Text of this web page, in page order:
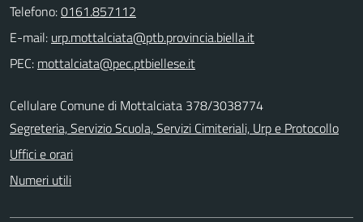
Telefono:0161.857112
E-mail:
PEC:
Cellulare Comune di Mottalciata 378/3038774
Segreteria, Servizio Scuola, Servizi Cimiteriali, Urp e Protocollo
Uffici e orari
Numeri utili